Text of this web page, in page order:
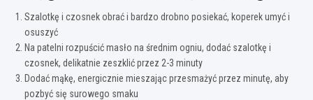
Szalotkę i czosnek obrać i bardzo drobno posiekać, koperek umyć i
osuszyć
Na patelni rozpuścić masło na średnim ogniu, dodać szalotkę i
czosnek, delikatnie zeszklić przez 2-3 minuty
Dodać mąkę, energicznie mieszając przesmażyć przez minutę, aby
pozbyć się surowego smaku